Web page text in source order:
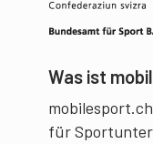
Was ist
für